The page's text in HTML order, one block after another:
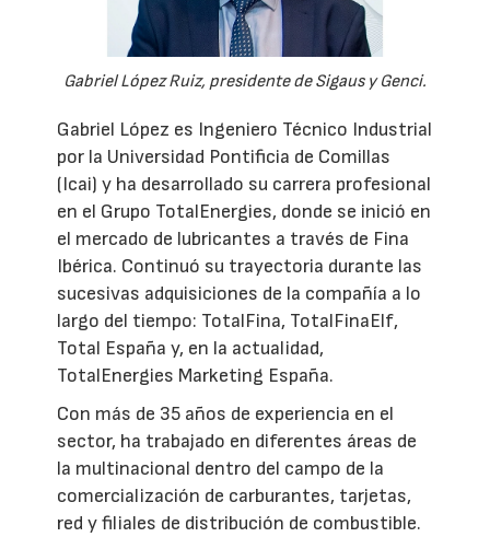
Gabriel López Ruiz, presidente de Sigaus y Genci.
Gabriel López es Ingeniero Técnico Industrial
por la Universidad Pontificia de Comillas
(Icai) y ha desarrollado su carrera profesional
en el Grupo TotalEnergies, donde se inició en
el mercado de lubricantes a través de Fina
Ibérica. Continuó su trayectoria durante las
sucesivas adquisiciones de la compañía a lo
largo del tiempo: TotalFina, TotalFinaElf,
Total España y, en la actualidad,
TotalEnergies Marketing España.
Con más de 35 años de experiencia en el
sector, ha trabajado en diferentes áreas de
la multinacional dentro del campo de la
comercialización de carburantes, tarjetas,
red y filiales de distribución de combustible.